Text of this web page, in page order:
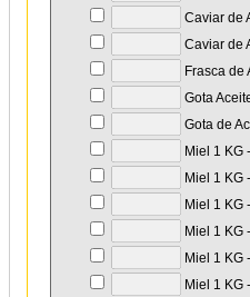
Caviar de
Caviar de
Frasca de
Gota
Gota de
Miel 1 KG
Miel 1 KG
Miel 1 KG
Miel 1 KG
Miel 1 KG
Miel 1 KG